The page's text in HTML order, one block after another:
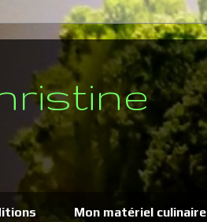
Mon matériel culinaire